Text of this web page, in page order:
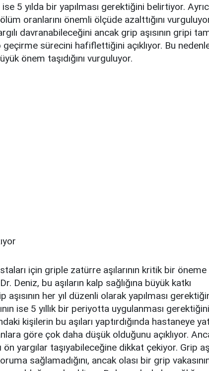
5 yılda bir yapılması gerektiğini belirtiyor.
oranlarını önemli ölçüde azalttığını
davranabileceğini ancak grip aşısının gripi
sürecini hafiflettiğini açıklıyor. Bu
önem taşıdığını vurguluyor.
için griple zatürre aşılarının kritik bir
Deniz, bu aşıların kalp sağlığına büyük katkı
aşısının her yıl düzenli olarak yapılması
ise 5 yıllık bir periyotta uygulanması gerektiğini
kişilerin bu aşıları yaptırdığında hastaneye
göre çok daha düşük olduğunu açıklıyor.
ön yargılar taşıyabileceğine dikkat çekiyor. Grip
sağlamadığını, ancak olası bir grip